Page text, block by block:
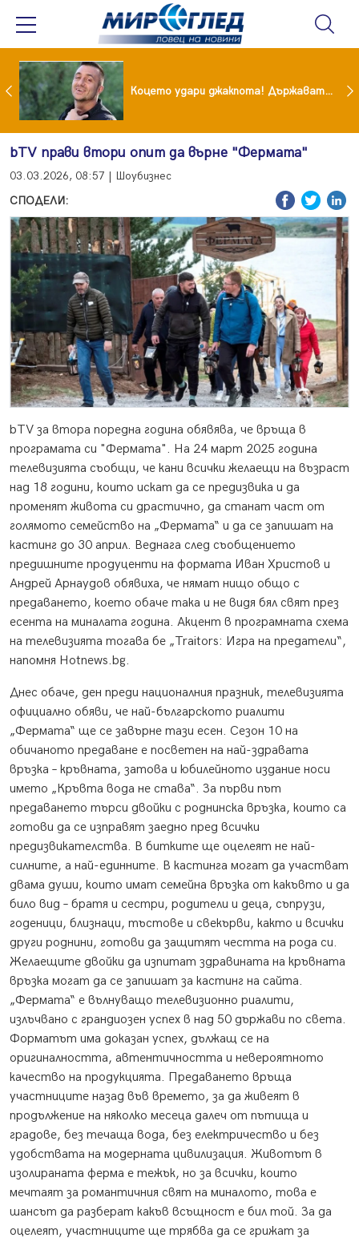
Тишина преди бурята! Защо Саня Армутлиева продължава да мълчи за раздялата с Дара? Коцето удари джакпота! Държавата му плаща 95 000 евро
bTV прави втори опит да върне "Фермата"
03.03.2026, 08:57 | Шоубизнес
СПОДЕЛИ:
bTV за втора поредна година обявява, че връща в
програмата си "Фермата". На 24 март 2025 година
телевизията съобщи, че кани всички желаещи на възраст
над 18 години, които искат да се предизвика и да
променят живота си драстично, да станат част от
голямото семейство на „Фермата“ и да се запишат на
кастинг до 30 април. Веднага след съобщението
предишните продуценти на формата Иван Христов и
Андрей Арнаудов обявиха, че нямат нищо общо с
предаването, което обаче така и не видя бял свят през
есента на миналата година. Акцент в програмната схема
на телевизията тогава бе „Traitors: Игра на предатели“,
напомня Hotnews.bg.
Днес обаче, ден преди националния празник, телевизията
официално обяви, че най-българското риалити
„Фермата“ ще се завърне тази есен. Сезон 10 на
обичаното предаване е посветен на най-здравата
връзка – кръвната, затова и юбилейното издание носи
името „Кръвта вода не става“. За първи път
предаването търси двойки с роднинска връзка, които са
готови да се изправят заедно пред всички
предизвикателства. В битките ще оцелеят не най-
силните, а най-единните. В кастинга могат да участват
двама души, които имат семейна връзка от какъвто и да
било вид – братя и сестри, родители и деца, съпрузи,
годеници, близнаци, тъстове и свекърви, както и всички
други роднини, готови да защитят честта на рода си.
Желаещите двойки да изпитат здравината на кръвната
връзка могат да се запишат за кастинг на сайта.
„Фермата“ е вълнуващо телевизионно риалити,
излъчвано с грандиозен успех в над 50 държави по света.
Форматът има доказан успех, дължащ се на
оригиналността, автентичността и невероятното
качество на продукцията. Предаването връща
участниците назад във времето, за да живеят в
продължение на няколко месеца далеч от пътища и
градове, без течаща вода, без електричество и без
удобствата на модерната цивилизация. Животът в
изолираната ферма е тежък, но за всички, които
мечтаят за романтичния свят на миналото, това е
шансът да разберат какъв всъщност е бил той. За да
оцелеят, участниците ще трябва да се грижат за